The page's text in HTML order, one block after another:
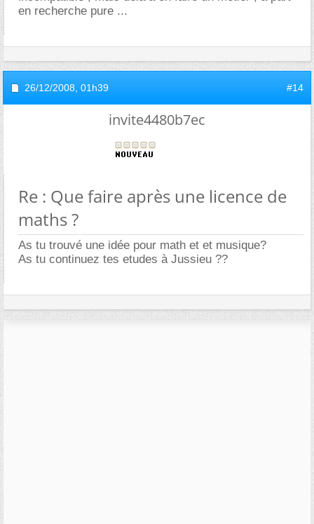
en recherche pure ...
26/12/2008, 01h39 #14
invite4480b7ec
Re : Que faire après une licence de
maths ?
As tu trouvé une idée pour math et et musique?
As tu continuez tes etudes à Jussieu ??